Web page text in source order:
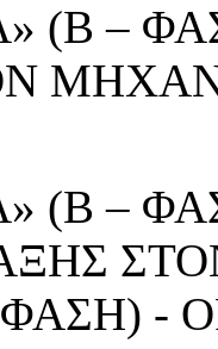
(Β –
(Β –
ΦΑΣΗ)